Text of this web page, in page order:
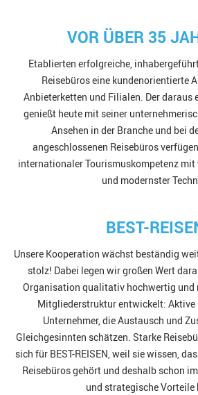
VOR ÜBER 35
Etablierten erfolgreiche,
Reisebüros eine kundenorientierte
Anbieterketten und Filialen. Der daraus
genießt heute mit seiner
Ansehen in der Branche und bei
angeschlossenen Reisebüros
internationaler Tourismuskompetenz
und modernster
BEST-
Unsere Kooperation wächst beständig
stolz! Dabei legen wir großen Wert
Organisation qualitativ hochwertig und
Mitgliederstruktur entwickelt: Aktive
Unternehmer, die Austausch und
Gleichgesinnten schätzen. Starke
sich für BEST-REISEN, weil sie wissen,
Reisebüros gehört und deshalb schon
und strategische Vorteile